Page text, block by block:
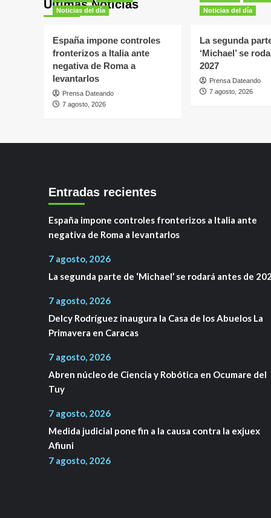
Últimas Noticias
Noticias del día
España impone controles
fronterizos a Italia ante
negativa de Roma a
levantarlos
Prensa Dateando
7 agosto, 2026
Noticias del día
La segunda
‘Michael’ se
2027
Prensa Dateando
7 agosto, 2026
Entradas recientes
España impone controles fronterizos a Italia ante
negativa de Roma a levantarlos
7 agosto, 2026
La segunda parte de ‘Michael’ se rodará antes de
7 agosto, 2026
Delcy Rodríguez inaugura la Casa de los Abuelos La
Primavera en Caracas
7 agosto, 2026
Abren núcleo de Ciencia y Robótica en Ocumare del
Tuy
7 agosto, 2026
Medida judicial pone fin a la causa contra la exjuex
Afiuni
7 agosto, 2026